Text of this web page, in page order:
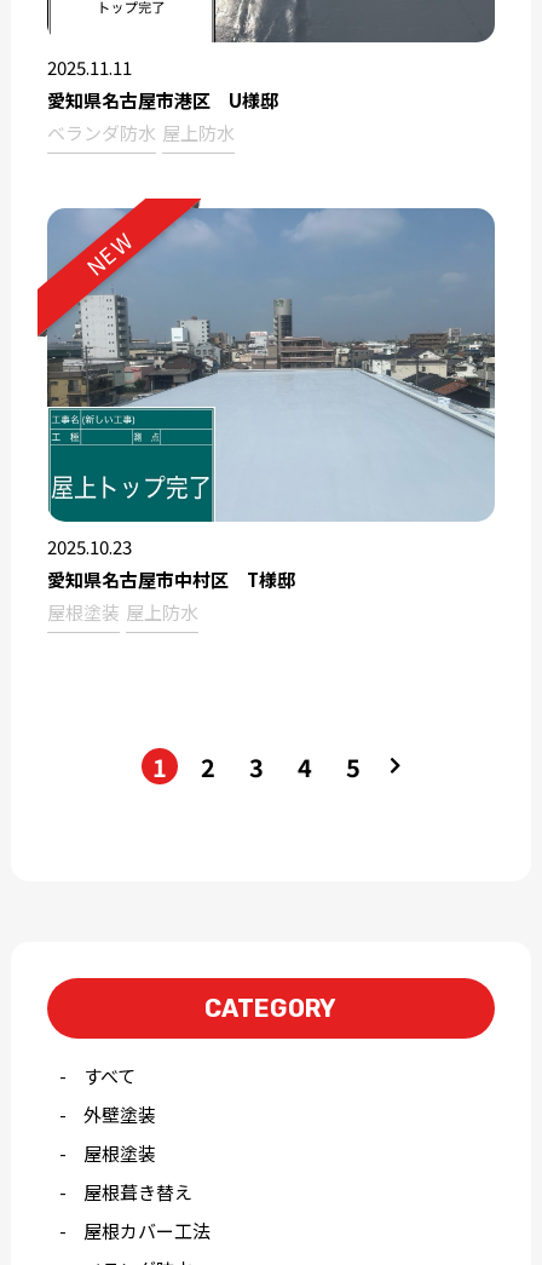
2025.11.11
愛知県名古屋市港区 U様邸
ベランダ防水 屋上防水
2025.10.23
愛知県名古屋市中村区 T様邸
屋根塗装 屋上防水
NEW
1 2 3 4 5
CATEGORY
すべて
外壁塗装
屋根塗装
屋根葺き替え
屋根カバー工法